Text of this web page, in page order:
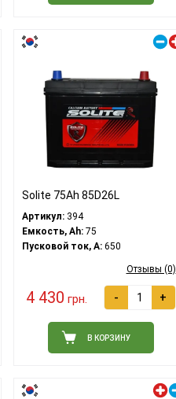
Solite 75Ah 85D26L
Артикул: 394
Емкость, Ah: 75
Пусковой ток, A: 650
Отзывы (0)
4 430 грн. - +
В КОРЗИНУ